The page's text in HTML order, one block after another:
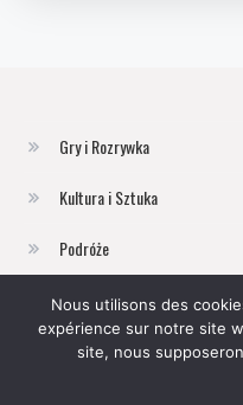
Gry i Rozrywka
Kultura i Sztuka
Podróże
Technologia
Zdrowie i Uroda
Nous utilisons des
expérience sur notre site
site, nous